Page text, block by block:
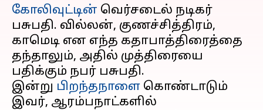
கோலிவுட்டின் வெர்சடைல் நடிகர்
பசுபதி. வில்லன், குணச்சித்திரம்,
காமெடி என எந்த கதாபாத்திரைத்தை
தந்தாலும், அதில் முத்திரையை
பதிக்கும் நபர் பசுபதி.
இன்று பிறந்தநாளை கொண்டாடும்
இவர், ஆரம்பநாட்களில்